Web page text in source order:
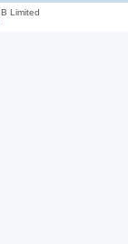
Limited